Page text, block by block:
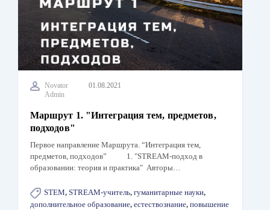
Novator
Admin
01.08.2021
Маршрут 1. "Интеграция тем, предметов,
подходов"
Первое направление Маршрута. “Интеграция тем,
предметов, подходов” 1. "STREAM-подход в
образовании: теория и практика" Авторы…
STEM, STREAM-учитель, гуманитарные науки,
дополнительное образование, естествознание, повышение